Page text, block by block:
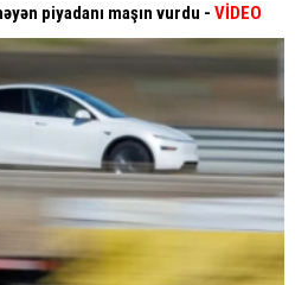
piyadanı maşın vurdu - VİDEO